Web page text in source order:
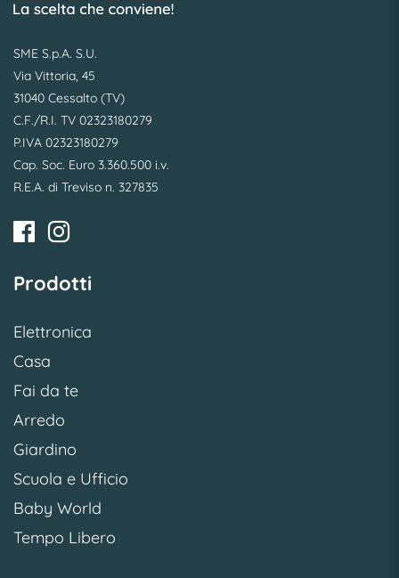
SME S.p.A. S.U.
Via Vittoria, 45
31040 Cessalto (TV)
C.F./R.I. TV 02323180279
P.IVA 02323180279
Cap. Soc. Euro 3.360.500 i.v.
R.E.A. di Treviso n. 327835
Prodotti
Elettronica
Casa
Fai da te
Arredo
Giardino
Scuola e Ufficio
Baby World
Tempo Libero